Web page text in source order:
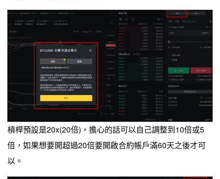
槓桿預設是20x(20倍)，擔心的話可以自己調整到10倍或5
倍，如果想要開超過20倍要開啟合約帳戶滿60天之後才可
以。